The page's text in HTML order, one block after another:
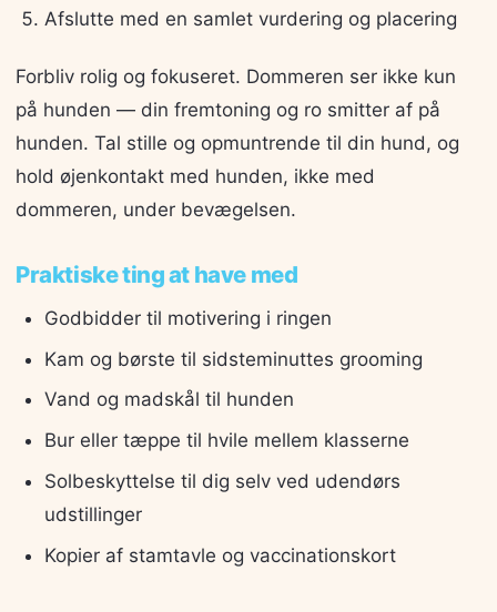
Afslutte med en samlet vurdering og placering
Forbliv rolig og fokuseret. Dommeren ser ikke kun
på hunden — din fremtoning og ro smitter af på
hunden. Tal stille og opmuntrende til din hund, og
hold øjenkontakt med hunden, ikke med
dommeren, under bevægelsen.
Praktiske ting at have med
Godbidder til motivering i ringen
Kam og børste til sidsteminuttes grooming
Vand og madskål til hunden
Bur eller tæppe til hvile mellem klasserne
Solbeskyttelse til dig selv ved udendørs
udstillinger
Kopier af stamtavle og vaccinationskort